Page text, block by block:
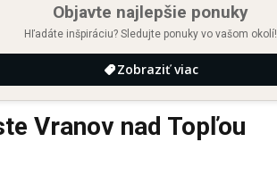
Objavte najlepšie ponuky
Hľadáte inšpiráciu? Sledujte ponuky vo vašom okolí!
Zobraziť viac
Vranov nad Topľou